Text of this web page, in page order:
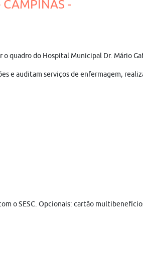
CAMPINAS -
o quadro do Hospital Municipal Dr. Mário
e auditam serviços de enfermagem,
o SESC. Opcionais: cartão